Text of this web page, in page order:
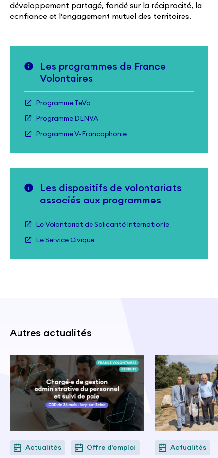
développement partagé, fondé sur la réciprocité, la
confiance et l’engagement mutuel des territoires.
Les programmes de France
Volontaires
Programme TeVo
Programme DENVA
Programme V-Francophonie
Les dispositifs de volontariats
associés aux programmes
Le Volontariat de Solidarité Internationle
Le Service Civique
Autres actualités
Actualités Offre d'emploi Actualités